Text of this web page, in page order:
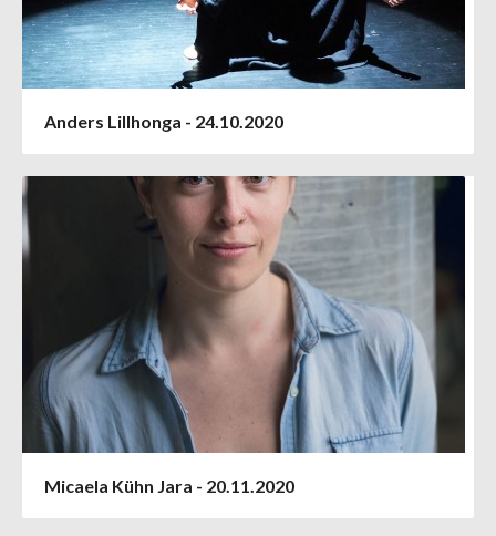
Anders Lillhonga - 24.10.2020
Micaela Kühn Jara - 20.11.2020